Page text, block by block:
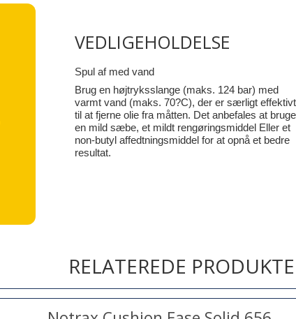
VEDLIGEHOLDELSE
Spul af med vand
Brug en højtryksslange (maks. 124 bar) med
varmt vand (maks. 70?C), der er særligt effektivt
til at fjerne olie fra måtten. Det anbefales at bruge
en mild sæbe, et mildt rengøringsmiddel Eller et
non-butyl affedtningsmiddel for at opnå et bedre
resultat.
RELATEREDE